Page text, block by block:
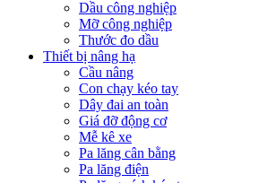
Dầu công nghiệp
Mỡ công nghiệp
Thước đo dầu
Thiết bị nâng hạ
Cầu nâng
Con chạy kéo tay
Dây đai an toàn
Giá đỡ động cơ
Mễ kê xe
Pa lăng cân bằng
Pa lăng điện